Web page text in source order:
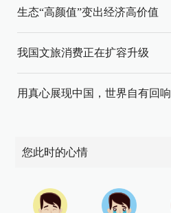
生态“高颜值”变出经济高价值
我国文旅消费正在扩容升级
用真心展现中国，世界自有回响
您此时的心情